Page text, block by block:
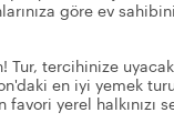
göre ev
Tur, tercihinize
en iyi yemek
yerel halkınızı